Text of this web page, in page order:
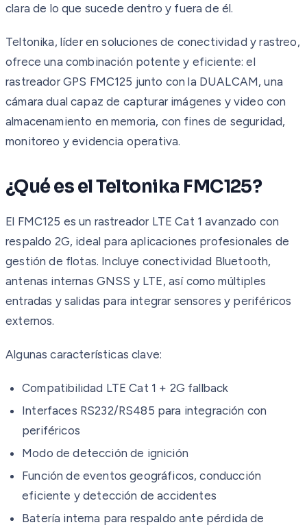
clara de lo que sucede dentro y fuera de él.
Teltonika, líder en soluciones de conectividad y rastreo,
ofrece una combinación potente y eficiente: el
rastreador GPS FMC125 junto con la DUALCAM, una
cámara dual capaz de capturar imágenes y video con
almacenamiento en memoria, con fines de seguridad,
monitoreo y evidencia operativa.
¿Qué es el Teltonika FMC125?
El FMC125 es un rastreador LTE Cat 1 avanzado con
respaldo 2G, ideal para aplicaciones profesionales de
gestión de flotas. Incluye conectividad Bluetooth,
antenas internas GNSS y LTE, así como múltiples
entradas y salidas para integrar sensores y periféricos
externos.
Algunas características clave:
Compatibilidad LTE Cat 1 + 2G fallback
Interfaces RS232/RS485 para integración con
periféricos
Modo de detección de ignición
Función de eventos geográficos, conducción
eficiente y detección de accidentes
Batería interna para respaldo ante pérdida de